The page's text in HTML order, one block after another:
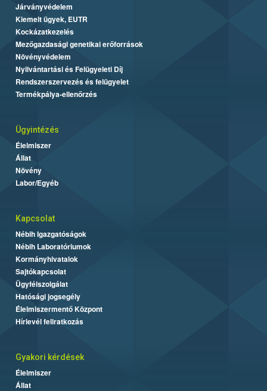
Járványvédelem
Kiemelt ügyek, EUTR
Kockázatkezelés
Mezőgazdasági genetikai erőforrások
Növényvédelem
Nyilvántartási és Felügyeleti Díj
Rendszerszervezés és felügyelet
Termékpálya-ellenőrzés
Ügyintézés
Élelmiszer
Állat
Növény
Labor/Egyéb
Kapcsolat
Nébih Igazgatóságok
Nébih Laboratóriumok
Kormányhivatalok
Sajtókapcsolat
Ügyfélszolgálat
Hatósági jogsegély
Élelmiszermentő Központ
Hírlevél feliratkozás
Gyakori kérdések
Élelmiszer
Állat